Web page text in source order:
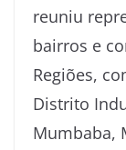
reuniu
bairros e
Regiões,
Distrito
Mumbaba,